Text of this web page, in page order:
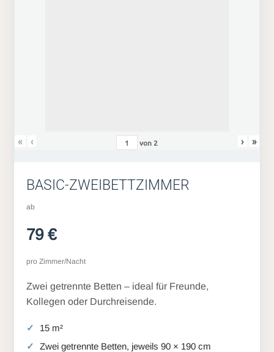
« ‹ von 2 › »
BASIC-ZWEIBETTZIMMER
ab
79 €
pro Zimmer/Nacht
Zwei getrennte Betten – ideal für Freunde,
Kollegen oder Durchreisende.
15 m²
Zwei getrennte Betten, jeweils 90 × 190 cm